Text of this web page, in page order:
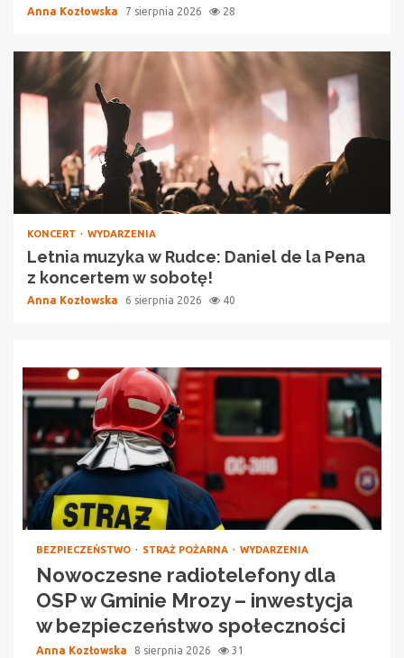
Anna Kozłowska 7 sierpnia 2026 28
KONCERT WYDARZENIA
Letnia muzyka w Rudce: Daniel de la Pena
z koncertem w sobotę!
Anna Kozłowska 6 sierpnia 2026 40
BEZPIECZEŃSTWO STRAŻ POŻARNA WYDARZENIA
Nowoczesne radiotelefony dla
OSP w Gminie Mrozy – inwestycja
w bezpieczeństwo społeczności
Anna Kozłowska 8 sierpnia 2026 31